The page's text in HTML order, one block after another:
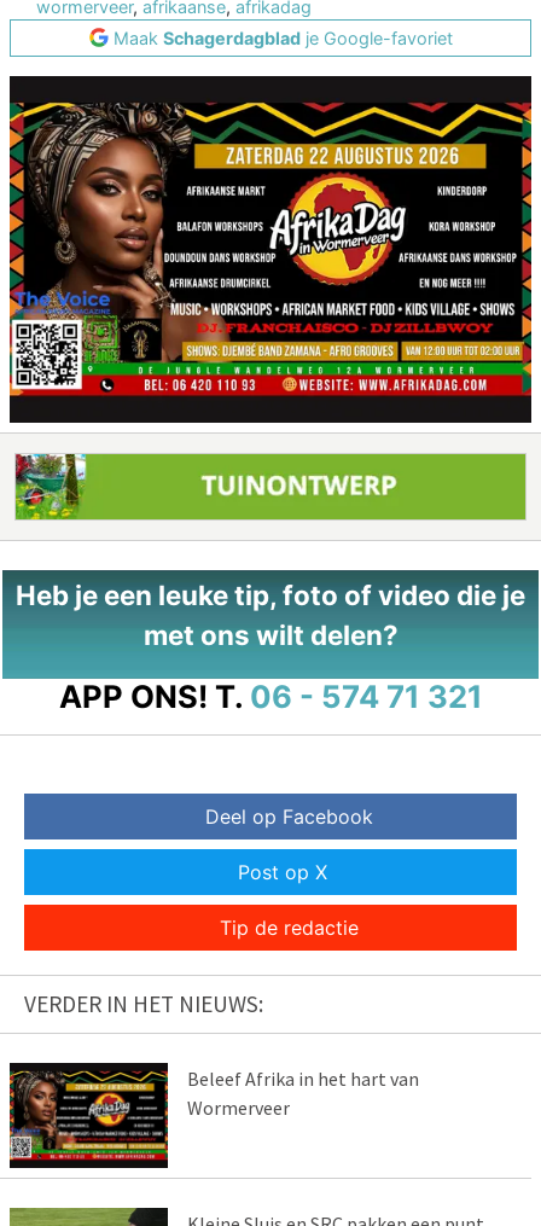
wormerveer, afrikaanse, afrikadag
Maak Schagerdagbladje Google-favoriet
Heb je een leuke tip, foto of video die je
met ons wilt delen?
APP ONS! T. 06 - 574 71 321
Deel op Facebook
Post op X
Tip de redactie
VERDER IN HET NIEUWS:
Beleef Afrika in het hart van
Wormerveer